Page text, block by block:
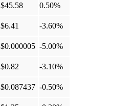
$45.58 0.50%
$6.41 -3.60%
$0.000005 -5.00%
$0.82 -3.10%
$0.087437 -0.50%